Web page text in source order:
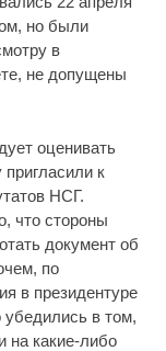
но были
в
не допущены
оценивать
к
НСГ.
что стороны
документ об
по
в президентуре
убедились в том,
на какие-либо